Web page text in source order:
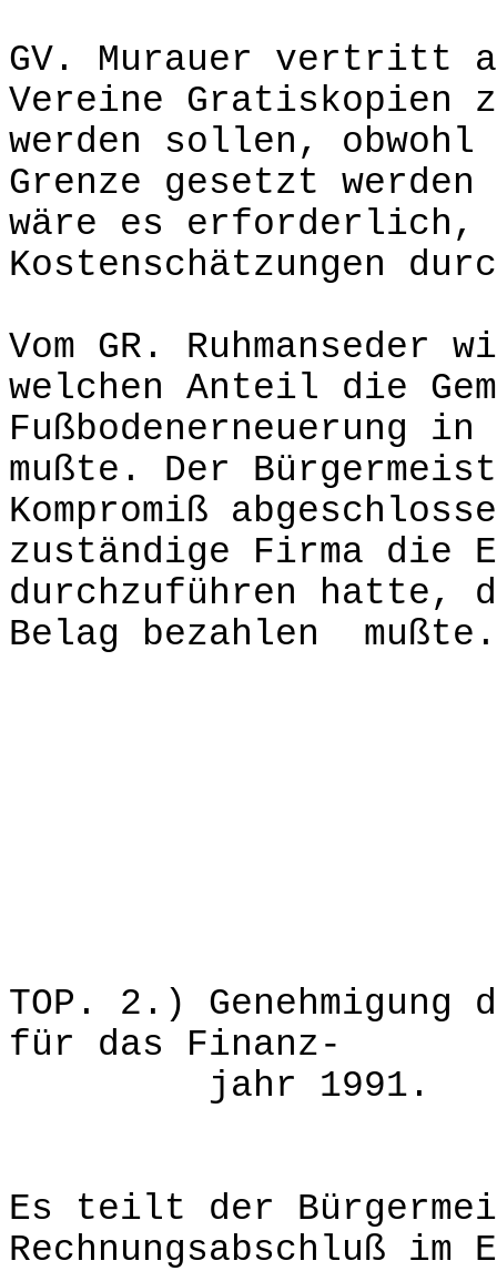
GV. Murauer vertritt
Vereine Gratiskopien
werden sollen,
Grenze gesetzt
wäre es erforderlich,
Kostenschätzungen
Vom GR.
welchen Anteil die
Fußbodenerneuerung
mußte. Der
Kompromiß
zuständige Firma die
durchzuführen hatte,
Belag bezahlen mußte.
TOP. 2.) Genehmigung
für das Finanz-
jahr 1991.
Es teilt der
Rechnungsabschluß